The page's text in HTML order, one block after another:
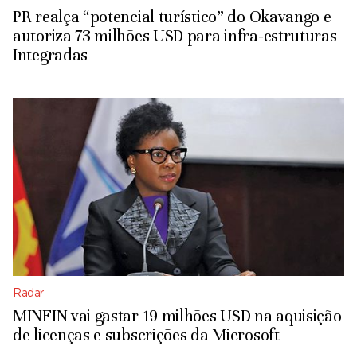
PR realça “potencial turístico” do Okavango e
autoriza 73 milhões USD para infra-estruturas
Integradas
Radar
MINFIN vai gastar 19 milhões USD na aquisição
de licenças e subscrições da Microsoft